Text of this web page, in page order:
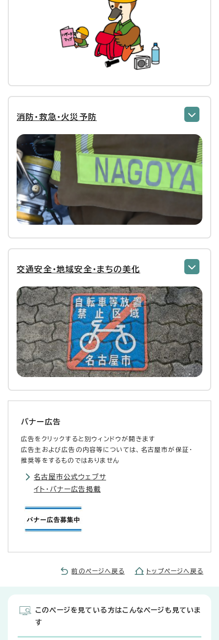
消防・救急・火災予防
交通安全・地域安全・まちの美化
バナー広告
広告をクリックすると別ウィンドウが開きます
広告主および広告の内容等については、名古屋市が保証・
推奨等をするものではありません
名古屋市公式ウェブサ
イト・バナー広告掲載
前のページへ戻る トップページへ戻る
このページを見ている方はこんなページも見ていま
す